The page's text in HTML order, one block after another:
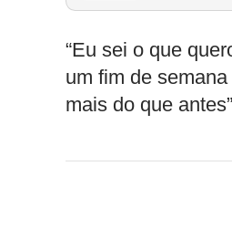
“Eu sei o que
um fim de
mais do que